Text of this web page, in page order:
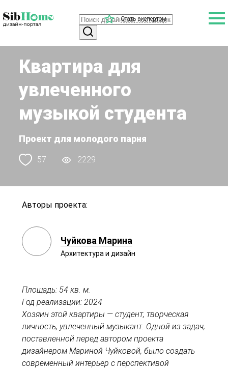
Стать экспертом
Квартира для
увлеченного
музыкой студента
Проект для молодого парня
57 2229
Авторы проекта:
Чуйкова Марина
Архитектура и дизайн
Площадь: 54 кв. м.
Год реализации: 2024
Хозяин этой квартиры — студент, творческая
личность, увлеченный музыкант. Одной из задач,
поставленной перед автором проекта
дизайнером Мариной Чуйковой, было создать
современный интерьер с перспективой